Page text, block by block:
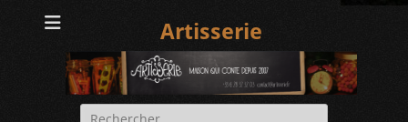
Artisserie
Rechercher :